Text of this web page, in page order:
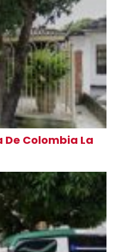
Colombia La